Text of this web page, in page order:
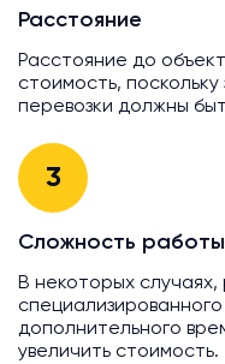
Расстояние
Расстояние до
стоимость,
перевозки должны
3
Сложность работы
В некоторых
дополнительного
увеличить стоимость.